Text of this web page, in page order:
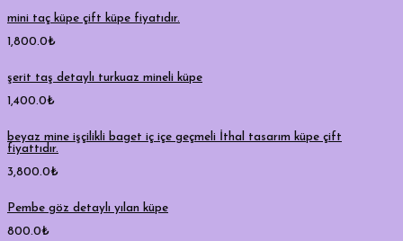
mini taç küpe çift küpe fiyatıdır.
1,800.0₺
şerit taş detaylı turkuaz mineli küpe
1,400.0₺
beyaz mine işçilikli baget iç içe geçmeli İthal tasarım küpe çift
fiyattıdır.
3,800.0₺
Pembe göz detaylı yılan küpe
800.0₺